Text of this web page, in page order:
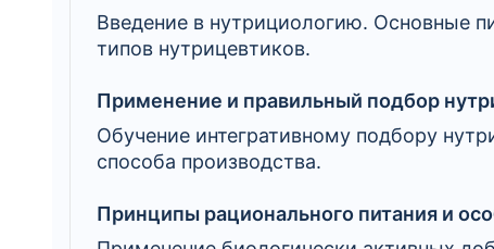
Введение в нутрициологию. Основные
типов нутрицевтиков.
Применение и правильный подбор
Обучение интегративному подбору
способа производства.
Принципы рационального питания и